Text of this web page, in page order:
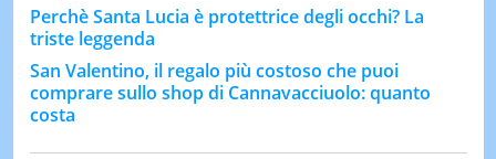
Perchè Santa Lucia è protettrice degli occhi? La
triste leggenda
San Valentino, il regalo più costoso che puoi
comprare sullo shop di Cannavacciuolo: quanto
costa